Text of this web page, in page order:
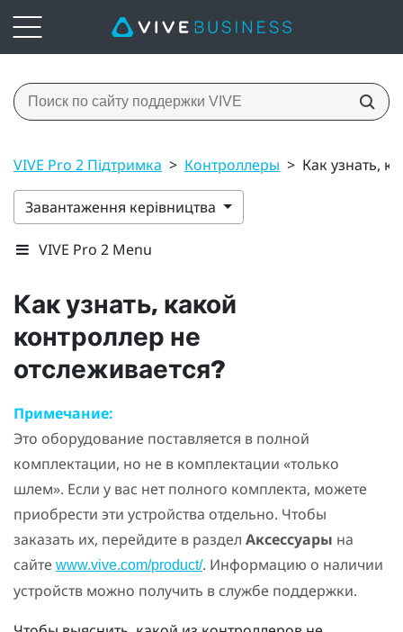
VIVE Pro 2 Підтримка > Контроллеры > Как узнать,
Завантаження керівництва
VIVE Pro 2 Menu
Как узнать, какой
контроллер не
отслеживается?
Примечание:
Это оборудование поставляется в полной
комплектации, но не в комплектации «только
шлем». Если у вас нет полного комплекта, можете
приобрести эти устройства отдельно. Чтобы
заказать их, перейдите в раздел Аксессуары на
сайте www.vive.com/product/. Информацию о наличии
устройств можно получить в службе поддержки.